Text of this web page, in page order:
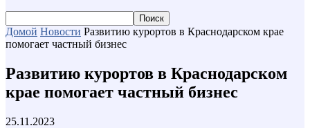
Домой Новости Развитию курортов в Краснодарском крае
помогает частный бизнес
Развитию курортов в Краснодарском
крае помогает частный бизнес
25.11.2023